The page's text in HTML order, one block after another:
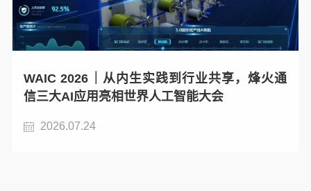
WAIC 2026｜从内生实践到行业共享，烽火通
信三大AI应用亮相世界人工智能大会
2026.07.24